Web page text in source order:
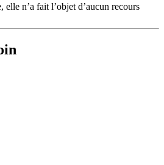
n’a fait l’objet d’aucun recours